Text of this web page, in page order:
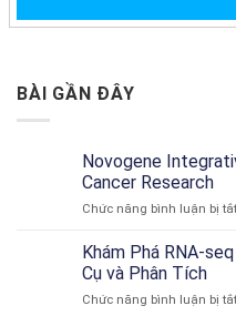
BÀI GẦN ĐÂY
Novogene
Cancer Research
Chức năng bình luận bị tắt
Khám Phá RNA-
Cụ và Phân Tích
Chức năng bình luận bị tắt